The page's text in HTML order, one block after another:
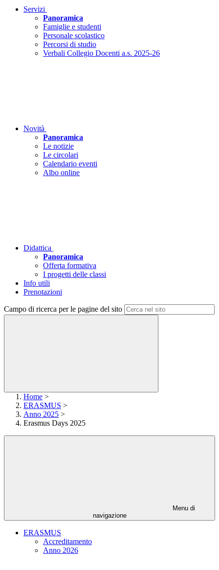
Servizi
Panoramica
Famiglie e studenti
Personale scolastico
Percorsi di studio
Verbali Collegio Docenti a.s. 2025-26
Novità
Panoramica
Le notizie
Le circolari
Calendario eventi
Albo online
Didattica
Panoramica
Offerta formativa
I progetti delle classi
Info utili
Prenotazioni
Campo di ricerca per le pagine del sito
Home >
ERASMUS >
Anno 2025 >
Erasmus Days 2025
Menu di
navigazione
ERASMUS
Accreditamento
Anno 2026